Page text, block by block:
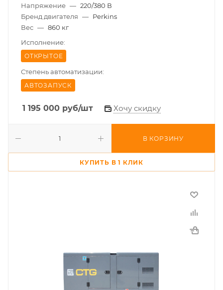
Напряжение — 220/380 В
Бренд двигателя — Perkins
Вес — 860 кг
Исполнение:
ОТКРЫТОЕ
Степень автоматизации:
АВТОЗАПУСК
1 195 000 руб/шт Хочу скидку
В КОРЗИНУ
КУПИТЬ В 1 КЛИК